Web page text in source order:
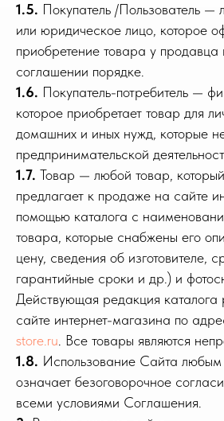
1.5. Покупатель /Пользователь —
или юридическое лицо, которое
приобретение товара у продавца
соглашении порядке.
1.6. Покупатель-потребитель —
которое приобретает товар для
домашних и иных нужд, которые
предпринимательской
1.7. Товар — любой товар,
предлагает к продаже на сайте
помощью каталога с
товара, которые снабжены его
цену, сведения об изготовителе,
гарантийные сроки и др.) и
Действующая редакция
сайте интернет-магазина по
store.ru . Все товары являются
1.8. Использование Сайта
означает безоговорочное
всеми условиями Соглашения.